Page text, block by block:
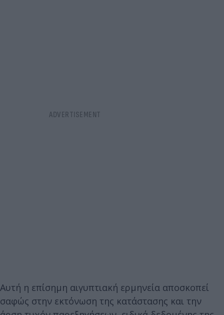
Αυτή η επίσημη αιγυπτιακή ερμηνεία αποσκοπεί
σαφώς στην εκτόνωση της κατάστασης και την